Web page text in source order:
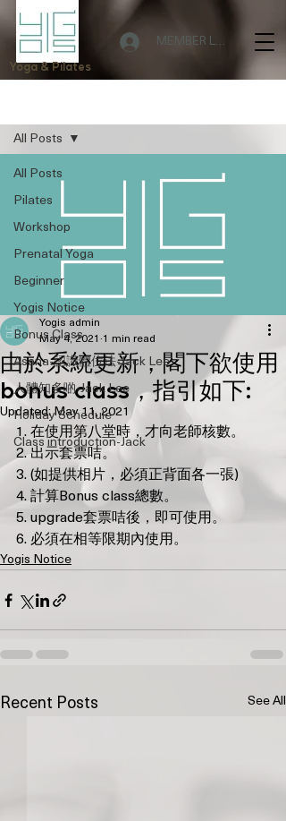
Yoga & Pilates
MEMBER LOGIN
All Posts
Pilates
Workshop
Prenatal Yoga
Beginner
Yogis Notice
Bonus Class
Asana-認識體位法-Jack Lee
人體知多啲-Jack Lee
Holiday Schedule
Class introduction-Jack
All Posts
由於系統更新，閣下欲使用
bonus class，指引如下:
Yogis admin
May 4, 2021
1 min read
Updated:May 11, 2021
1. 在使用第八堂時，才向老師核數。
2. 出示套票咭。
3. (如提供相片，必須正背面各一張)
4. 計算Bonus class總數。
5. upgrade套票咭後，即可使用。
6. 必須在相等限期內使用。
Yogis Notice
Recent Posts See All
🌟 Welcome to Yogis!
Teacher